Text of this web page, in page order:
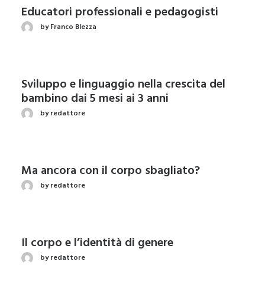
Educatori professionali e pedagogisti
by Franco Blezza
Sviluppo e linguaggio nella crescita del
bambino dai 5 mesi ai 3 anni
by redattore
Ma ancora con il corpo sbagliato?
by redattore
Il corpo e l’identità di genere
by redattore